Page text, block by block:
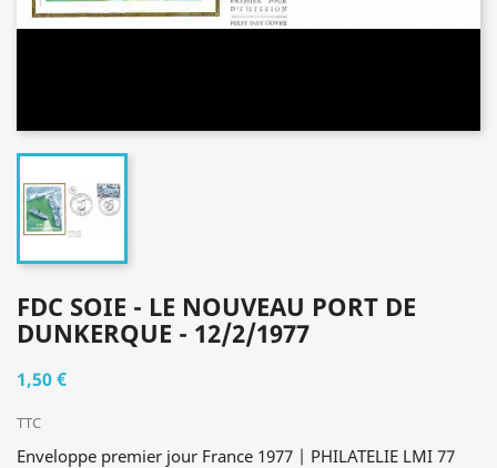
FDC SOIE - LE NOUVEAU PORT DE
DUNKERQUE - 12/2/1977
1,50 €
TTC
Enveloppe premier jour France 1977 | PHILATELIE LMI 77